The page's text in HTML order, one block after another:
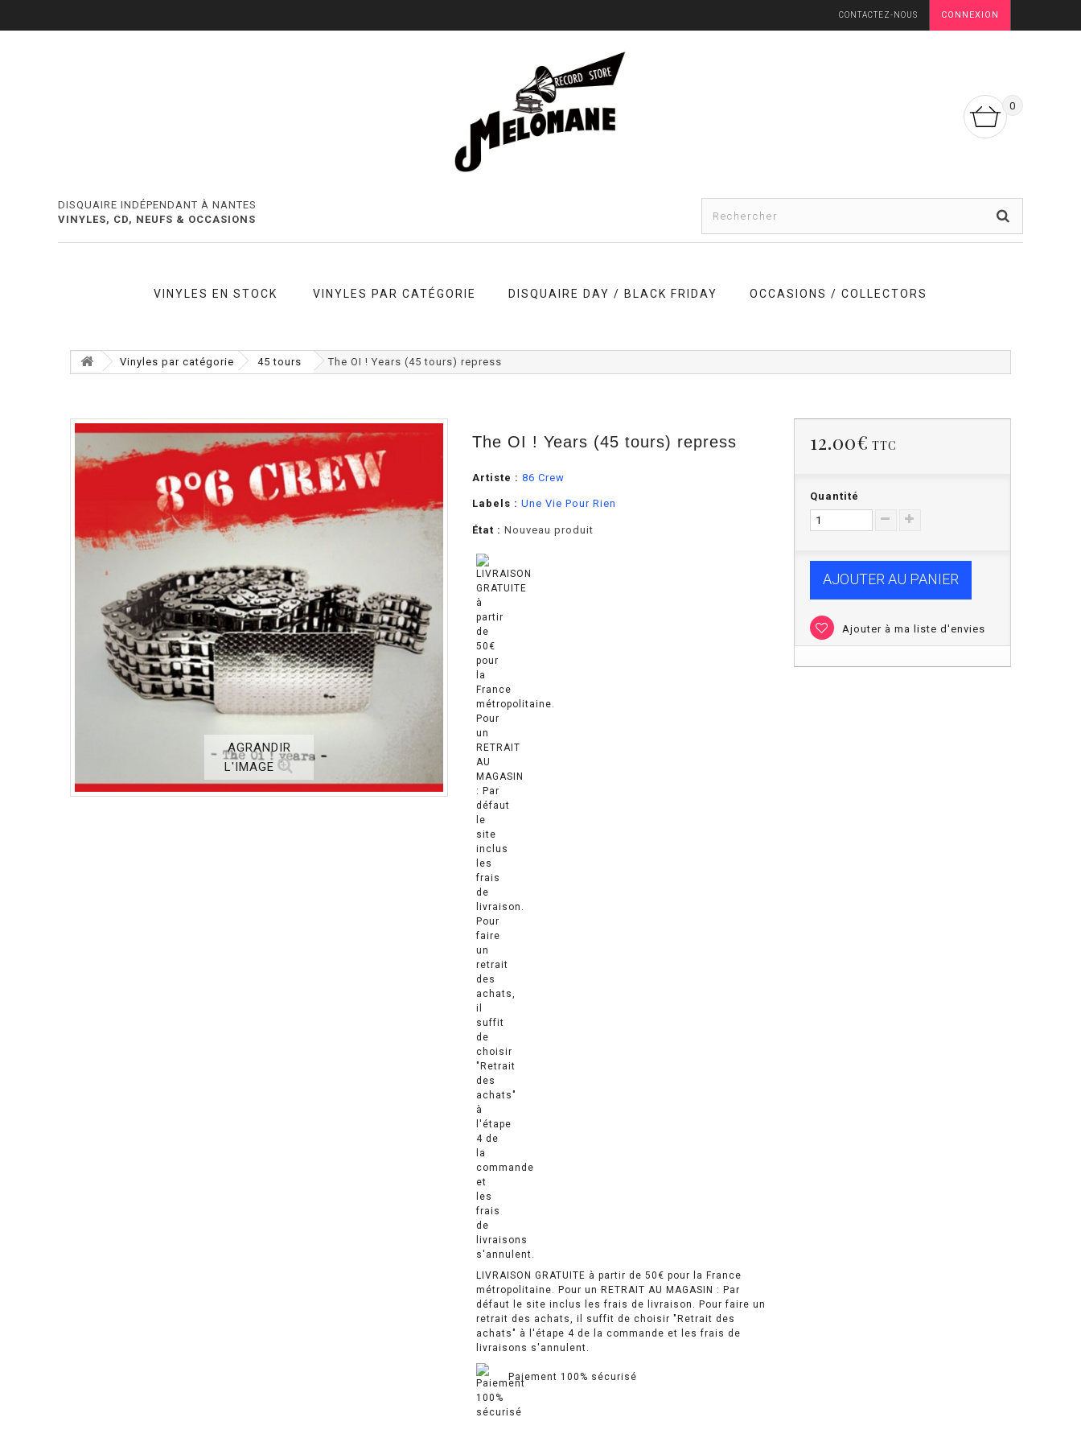
CONNEXION
CONTACTEZ-NOUS
0
DISQUAIRE INDÉPENDANT À NANTES
VINYLES, CD, NEUFS & OCCASIONS
VINYLES EN STOCK VINYLES PAR CATÉGORIE DISQUAIRE DAY / BLACK FRIDAY OCCASIONS / COLLECTORS
Vinyles par catégorie 45 tours The OI ! Years (45 tours) repress
AGRANDIR
L'IMAGE
The OI ! Years (45 tours) repress
Artiste : 86 Crew
Labels : Une Vie Pour Rien
État : Nouveau produit
LIVRAISON GRATUITE à partir de 50€ pour la France
métropolitaine. Pour un RETRAIT AU MAGASIN : Par
défaut le site inclus les frais de livraison. Pour faire un
retrait des achats, il suffit de choisir "Retrait des
achats" à l'étape 4 de la commande et les frais de
livraisons s'annulent.
Paiement 100% sécurisé
12.00€ TTC
Quantité
AJOUTER AU PANIER
Ajouter à ma liste d'envies